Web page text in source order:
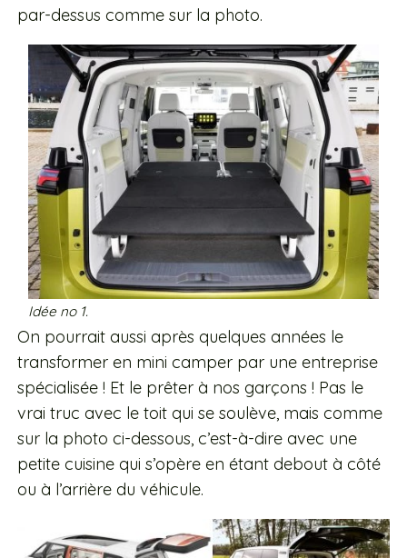
par-dessus comme sur la photo.
Idée no 1.
On pourrait aussi après quelques années le
transformer en mini camper par une entreprise
spécialisée ! Et le prêter à nos garçons ! Pas le
vrai truc avec le toit qui se soulève, mais comme
sur la photo ci-dessous, c’est-à-dire avec une
petite cuisine qui s’opère en étant debout à côté
ou à l’arrière du véhicule.